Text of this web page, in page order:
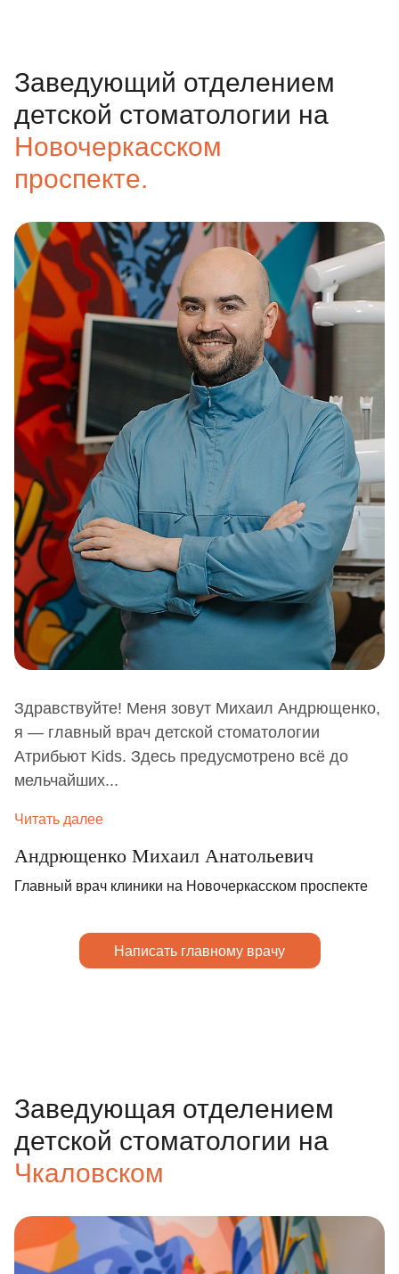
Заведующий отделением
детской стоматологии на
Новочеркасском
проспекте.
Здравствуйте! Меня зовут Михаил Андрющенко,
я — главный врач детской стоматологии
Атрибьют Kids. Здесь предусмотрено всё до
мельчайших...
Читать далее
Андрющенко Михаил Анатольевич
Главный врач клиники на Новочеркасском проспекте
Написать главному врачу
Заведующая отделением
детской стоматологии на
Чкаловском